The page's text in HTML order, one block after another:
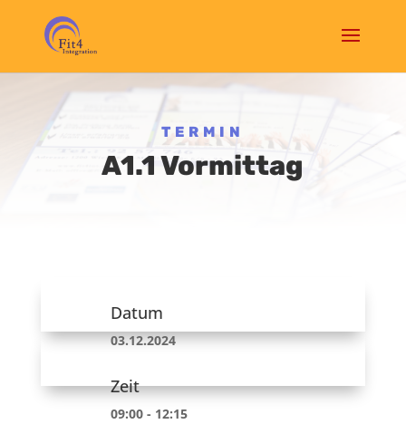
TERMIN
A1.1 Vormittag
Datum
03.12.2024
Zeit
09:00 - 12:15